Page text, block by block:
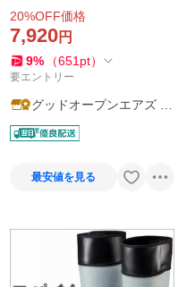
20%OFF価格
7,920円
9% （651 pt）
要エントリー
グッドオープンエアズ マ
イクス
最安値を見る